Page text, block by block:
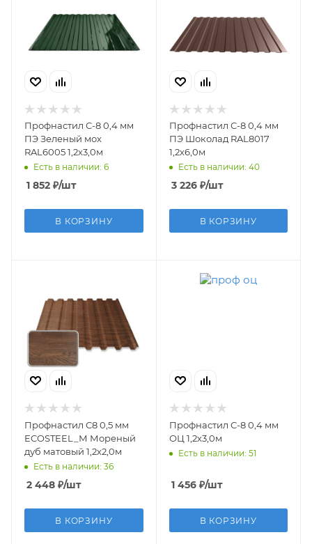
Профнастил С-8 0,4 мм
ПЭ Зеленый мох
RAL6005 1,2х3,0м
Есть в наличии: 6
1 852 ₽/шт
В КОРЗИНУ
Профнастил С-8 0,4 мм
ПЭ Шоколад RAL8017
1,2х6,0м
Есть в наличии: 40
3 226₽/шт
В КОРЗИНУ
Профнастил С8 0,5 мм
ECOSTEEL_М Мореный
дуб матовый 1,2х2,0м
Есть в наличии: 36
2 448 ₽/шт
В КОРЗИНУ
Профнастил С-8 0,4 мм
ОЦ 1,2х3,0м
Есть в наличии: 51
1 456₽/шт
В КОРЗИНУ